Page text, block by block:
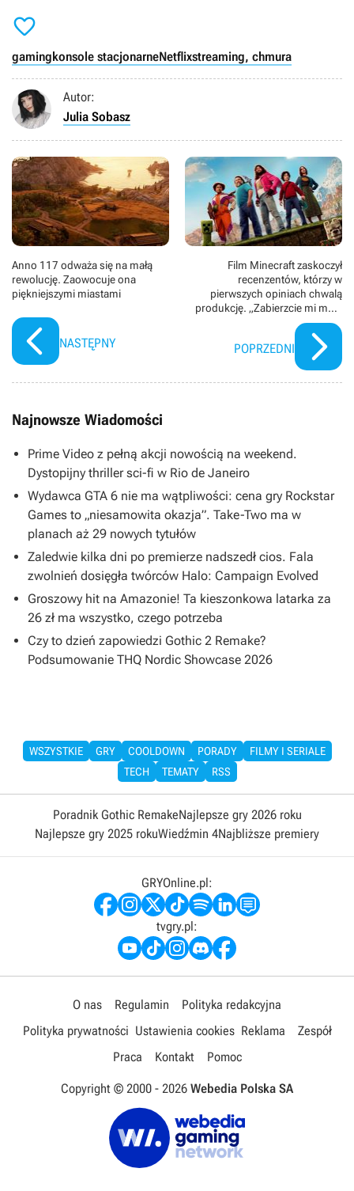

gamingkonsole stacjonarneNetflixstreaming, chmura
Autor:
Julia Sobasz
Anno 117 odważa się na małą
rewolucję. Zaowocuje ona
piękniejszymi miastami
NASTĘPNY
Film Minecraft zaskoczył
recenzentów, którzy w
pierwszych opiniach chwalą
produkcję. „Zabierzcie mi moją
kartę kinomana, bo myślę, że był
całkiem fajny”
POPRZEDNI
Najnowsze Wiadomości
Prime Video z pełną akcji nowością na weekend.
Dystopijny thriller sci-fi w Rio de Janeiro
Wydawca GTA 6 nie ma wątpliwości: cena gry Rockstar
Games to „niesamowita okazja”. Take-Two ma w
planach aż 29 nowych tytułów
Zaledwie kilka dni po premierze nadszedł cios. Fala
zwolnień dosięgła twórców Halo: Campaign Evolved
Groszowy hit na Amazonie! Ta kieszonkowa latarka za
26 zł ma wszystko, czego potrzeba
Czy to dzień zapowiedzi Gothic 2 Remake?
Podsumowanie THQ Nordic Showcase 2026
WSZYSTKIE GRY COOLDOWN PORADY
FILMY I SERIALE
TECH
TEMATY RSS
Poradnik Gothic RemakeNajlepsze gry 2026 roku
Najlepsze gry 2025 rokuWiedźmin 4Najbliższe premiery
GRYOnline.pl:
tvgry.pl:
O nas Regulamin
Polityka redakcyjna
Polityka prywatności Ustawienia cookies Reklama
Zespół
Praca
Kontakt Pomoc
Copyright © 2000 - 2026 Webedia Polska SA